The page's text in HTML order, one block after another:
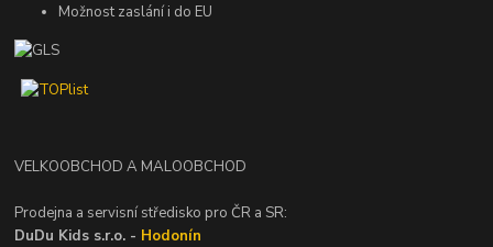
Možnost zaslání i do EU
VELKOOBCHOD A MALOOBCHOD
Prodejna a servisní středisko pro ČR a SR:
DuDu Kids s.r.o. - Hodonín